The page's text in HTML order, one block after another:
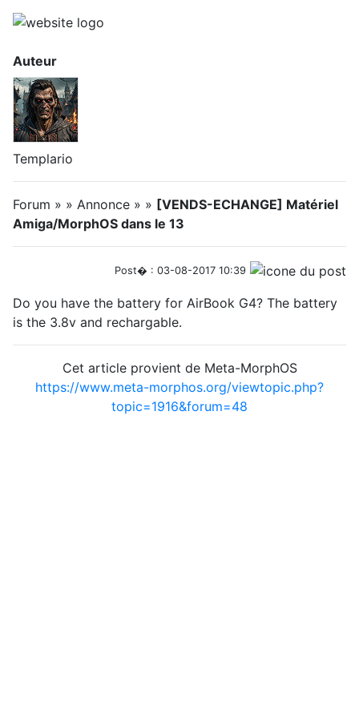
Auteur
Templario
Forum » » Annonce » » [VENDS-ECHANGE] Matériel
Amiga/MorphOS dans le 13
Post� : 03-08-2017 10:39
Do you have the battery for AirBook G4? The battery
is the 3.8v and rechargable.
Cet article provient de Meta-MorphOS
https://www.meta-morphos.org/viewtopic.php?
topic=1916&forum=48